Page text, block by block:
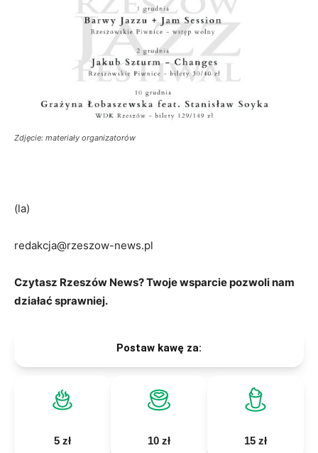
Zdjęcie: materiały organizatorów
(la)
redakcja@rzeszow-news.pl
Czytasz Rzeszów News? Twoje wsparcie pozwoli nam
działać sprawniej.
Postaw kawę za:
5 zł 10 zł 15 zł